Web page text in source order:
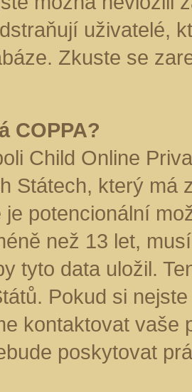
uživatelé,
Zkuste se
COPPA?
Child Online
Státech, který má
je potencionální
než 13 let,
tyto data uložil.
Pokud si
kontaktovat vaše
poskytovat